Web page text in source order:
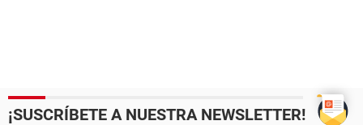
¡SUSCRÍBETE A NUESTRA NEWSLETTER!